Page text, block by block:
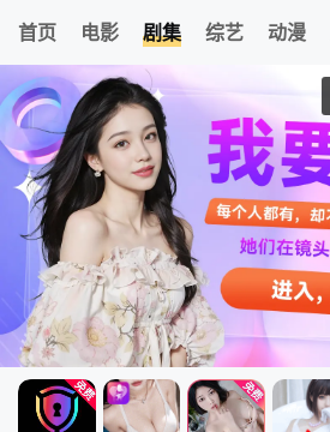
首页 电影 剧集 综艺 动漫
我的观影记录
风过留痕
清空